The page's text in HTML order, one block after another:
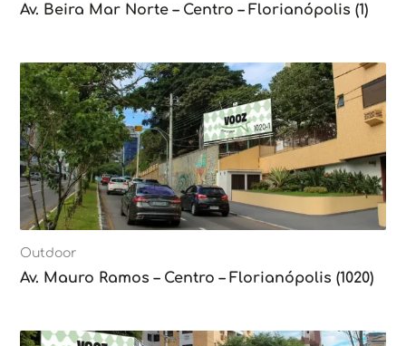
Av. Beira Mar Norte – Centro – Florianópolis (1)
Outdoor
Av. Mauro Ramos – Centro – Florianópolis (1020)